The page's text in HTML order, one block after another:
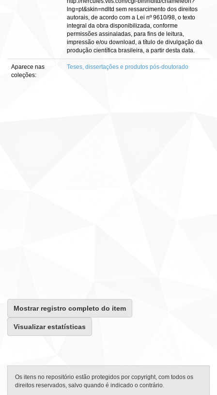
lng=pt&skin=ndltd sem ressarcimento dos direitos
autorais, de acordo com a Lei nº 9610/98, o texto
integral da obra disponibilizada, conforme
permissões assinaladas, para fins de leitura,
impressão e/ou download, a título de divulgação da
produção científica brasileira, a partir desta data.
Aparece nas
coleções:
Teses, dissertações e produtos pós-doutorado
Mostrar registro completo do item
Visualizar estatísticas
Os itens no repositório estão protegidos por copyright, com todos os
direitos reservados, salvo quando é indicado o contrário.